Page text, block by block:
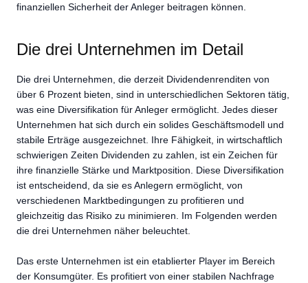
finanziellen Sicherheit der Anleger beitragen können.
Die drei Unternehmen im Detail
Die drei Unternehmen, die derzeit Dividendenrenditen von
über 6 Prozent bieten, sind in unterschiedlichen Sektoren tätig,
was eine Diversifikation für Anleger ermöglicht. Jedes dieser
Unternehmen hat sich durch ein solides Geschäftsmodell und
stabile Erträge ausgezeichnet. Ihre Fähigkeit, in wirtschaftlich
schwierigen Zeiten Dividenden zu zahlen, ist ein Zeichen für
ihre finanzielle Stärke und Marktposition. Diese Diversifikation
ist entscheidend, da sie es Anlegern ermöglicht, von
verschiedenen Marktbedingungen zu profitieren und
gleichzeitig das Risiko zu minimieren. Im Folgenden werden
die drei Unternehmen näher beleuchtet.
Das erste Unternehmen ist ein etablierter Player im Bereich
der Konsumgüter. Es profitiert von einer stabilen Nachfrage